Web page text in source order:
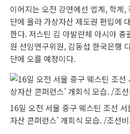
이어지는 오전 강연에선 업계, 학계,
단에 올라 가상자산 제도권 편입에
한다. 저스틴 김 아발란체 아시아 총
원 선임연구위원, 김동섭 한국은행
단에 오를 예정이다.
16일 오전 서울 중구 웨스틴 조선
자산 콘퍼런스' 개회식 모습. /조선